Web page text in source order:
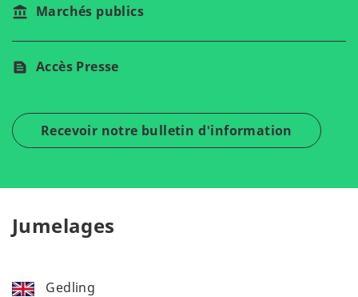
Marchés publics
Accès Presse
Recevoir notre bulletin d'information
Jumelages
Gedling